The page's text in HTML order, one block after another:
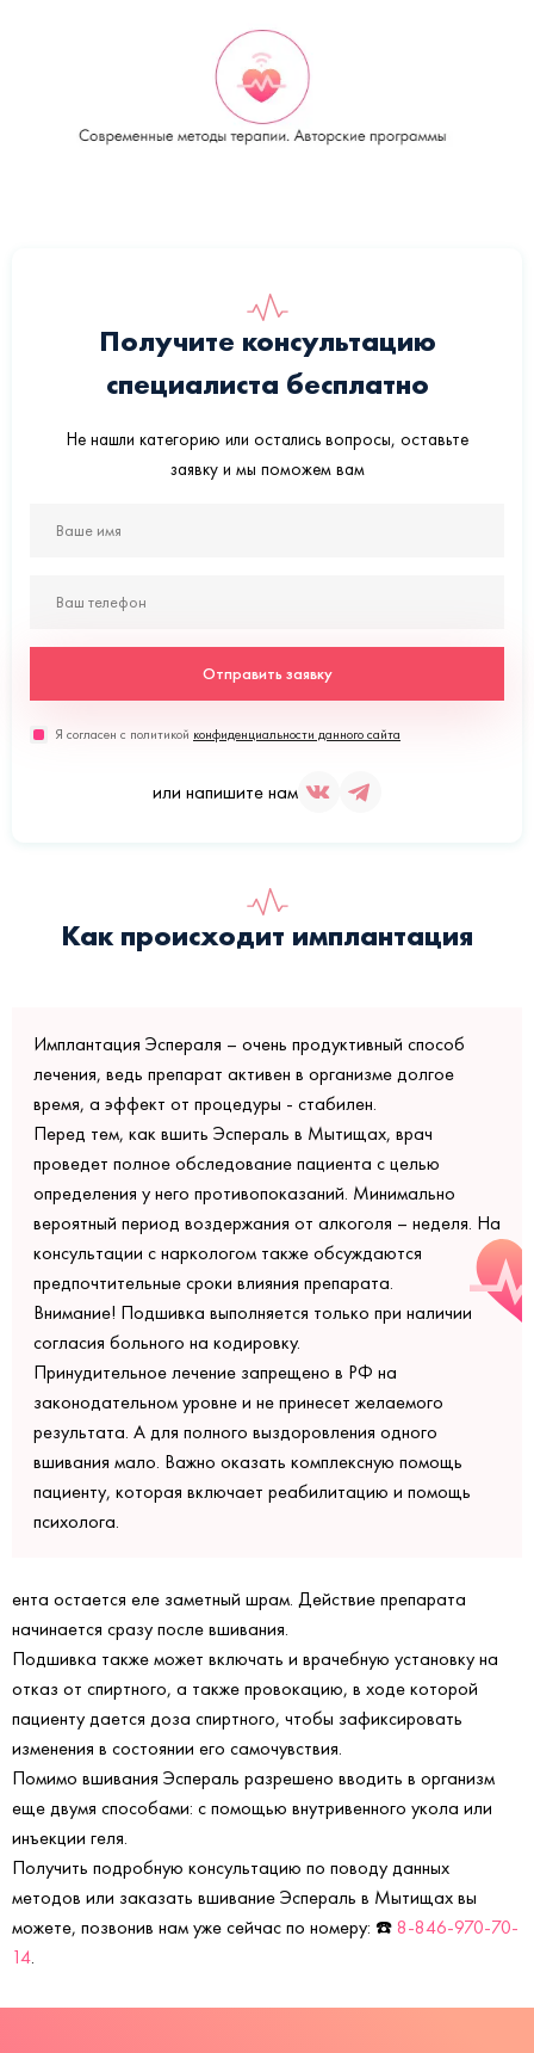
Получите консультацию
специалиста бесплатно
Не нашли категорию или остались вопросы, оставьте
заявку и мы поможем вам
Отправить заявку
Я согласен с политикой конфиденциальности данного сайта
или напишите нам
Как происходит имплантация
Имплантация Эспераля – очень продуктивный способ
лечения, ведь препарат активен в организме долгое
время, а эффект от процедуры - стабилен.
Перед тем, как вшить Эспераль в Мытищах, врач
проведет полное обследование пациента с целью
определения у него противопоказаний. Минимально
вероятный период воздержания от алкоголя – неделя. На
консультации с наркологом также обсуждаются
предпочтительные сроки влияния препарата.
Внимание! Подшивка выполняется только при наличии
согласия больного на кодировку.
Принудительное лечение запрещено в РФ на
законодательном уровне и не принесет желаемого
результата. А для полного выздоровления одного
вшивания мало. Важно оказать комплексную помощь
пациенту, которая включает реабилитацию и помощь
психолога.
ента остается еле заметный шрам. Действие препарата
начинается сразу после вшивания.
Подшивка также может включать и врачебную установку на
отказ от спиртного, а также провокацию, в ходе которой
пациенту дается доза спиртного, чтобы зафиксировать
изменения в состоянии его самочувствия.
Помимо вшивания Эспераль разрешено вводить в организм
еще двумя способами: с помощью внутривенного укола или
инъекции геля.
Получить подробную консультацию по поводу данных
методов или заказать вшивание Эспераль в Мытищах вы
можете, позвонив нам уже сейчас по номеру: ☎️ 8-846-970-70-
14.